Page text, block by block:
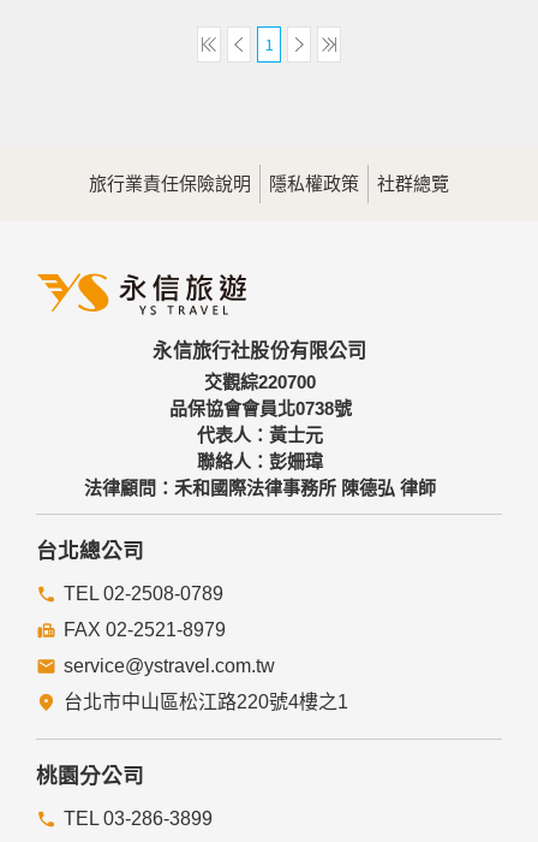
1
旅行業責任保險說明 隱私權政策 社群總覽
永信旅行社股份有限公司
交觀綜220700
品保協會會員北0738號
代表人：黃士元
聯絡人：彭姍瑋
法律顧問：禾和國際法律事務所 陳德弘 律師
台北總公司
TEL 02-2508-0789
FAX 02-2521-8979
service@ystravel.com.tw
台北市中山區松江路220號4樓之1
桃園分公司
TEL 03-286-3899